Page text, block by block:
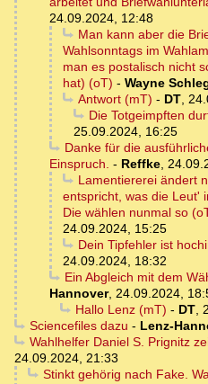
24.09.2024, 12:48
Man kann aber die
Wahlsonntags im
man es postalisch nicht
hat) (oT) - Wayne
Antwort (mT) - DT,
Die Totgeimpften
25.09.2024, 16:25
Danke für die
Einspruch. - Reffke,
Lamentiererei ändert
entspricht, was die Leut'
Die wählen nunmal so
24.09.2024, 15:25
Dein Tipfehler ist
24.09.2024, 18:32
Ein Abgleich mit dem
Hannover, 24.09.2024,
Hallo Lenz (mT) - DT,
Sciencefiles dazu - Lenz-
Wahlhelfer Daniel S. Prignitz
24.09.2024, 21:33
Stinkt gehörig nach Fake.